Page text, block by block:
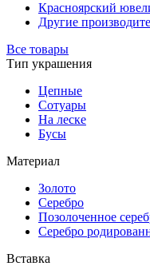
Красноярский
Другие
Все товары
Тип украшения
Цепные
Сотуары
На леске
Бусы
Материал
Золото
Серебро
Позолоченное
Серебро
Вставка